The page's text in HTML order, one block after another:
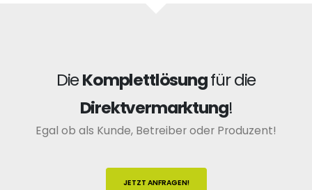
DieKomplettlösungfür die
Direktvermarktung!
Egal ob als Kunde, Betreiber oder Produzent!
JETZT ANFRAGEN!